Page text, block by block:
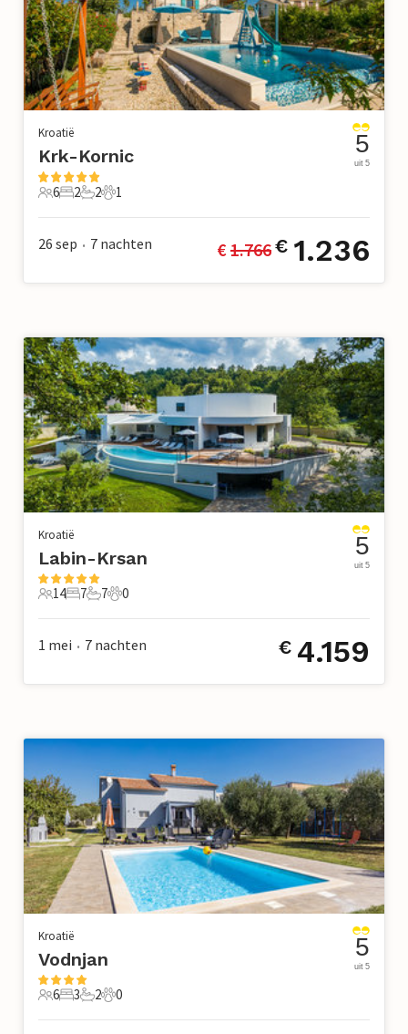
Kroatië
Krk-Kornic
6 Gasten
6
2 Slaapkamers
2
2 Badkamers
2
1 Huisdier
1
5
uit 5
26 sep • 7 nachten € 1.766€ 1.236
Kroatië
Labin-Krsan
14 Gasten
14
7 Slaapkamers
7
7 Badkamers
7
0 Huisdieren
0
5
uit 5
1 mei • 7 nachten € 4.159
Kroatië
Vodnjan
6 Gasten
6
3 Slaapkamers
3
2 Badkamers
2
0 Huisdieren
0
5
uit 5